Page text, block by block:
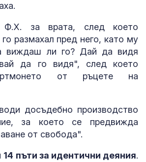
Ф.Х. за врата, след което
го размахал пред него, като му
виждаш ли го? Дай да видя
да го видя", след което
от ръцете на
досъдебно производство
за което се предвижда
от свобода".
14 пъти за идентични деяния.